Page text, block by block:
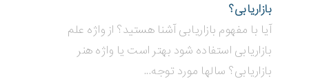
بازاریابی؟
آیا با مفهوم بازاریابی آشنا هستید؟ از واژه علم
بازاریابی استفاده شود بهتر است یا واژه هنر
بازاریابی؟ سالها مورد توجه...